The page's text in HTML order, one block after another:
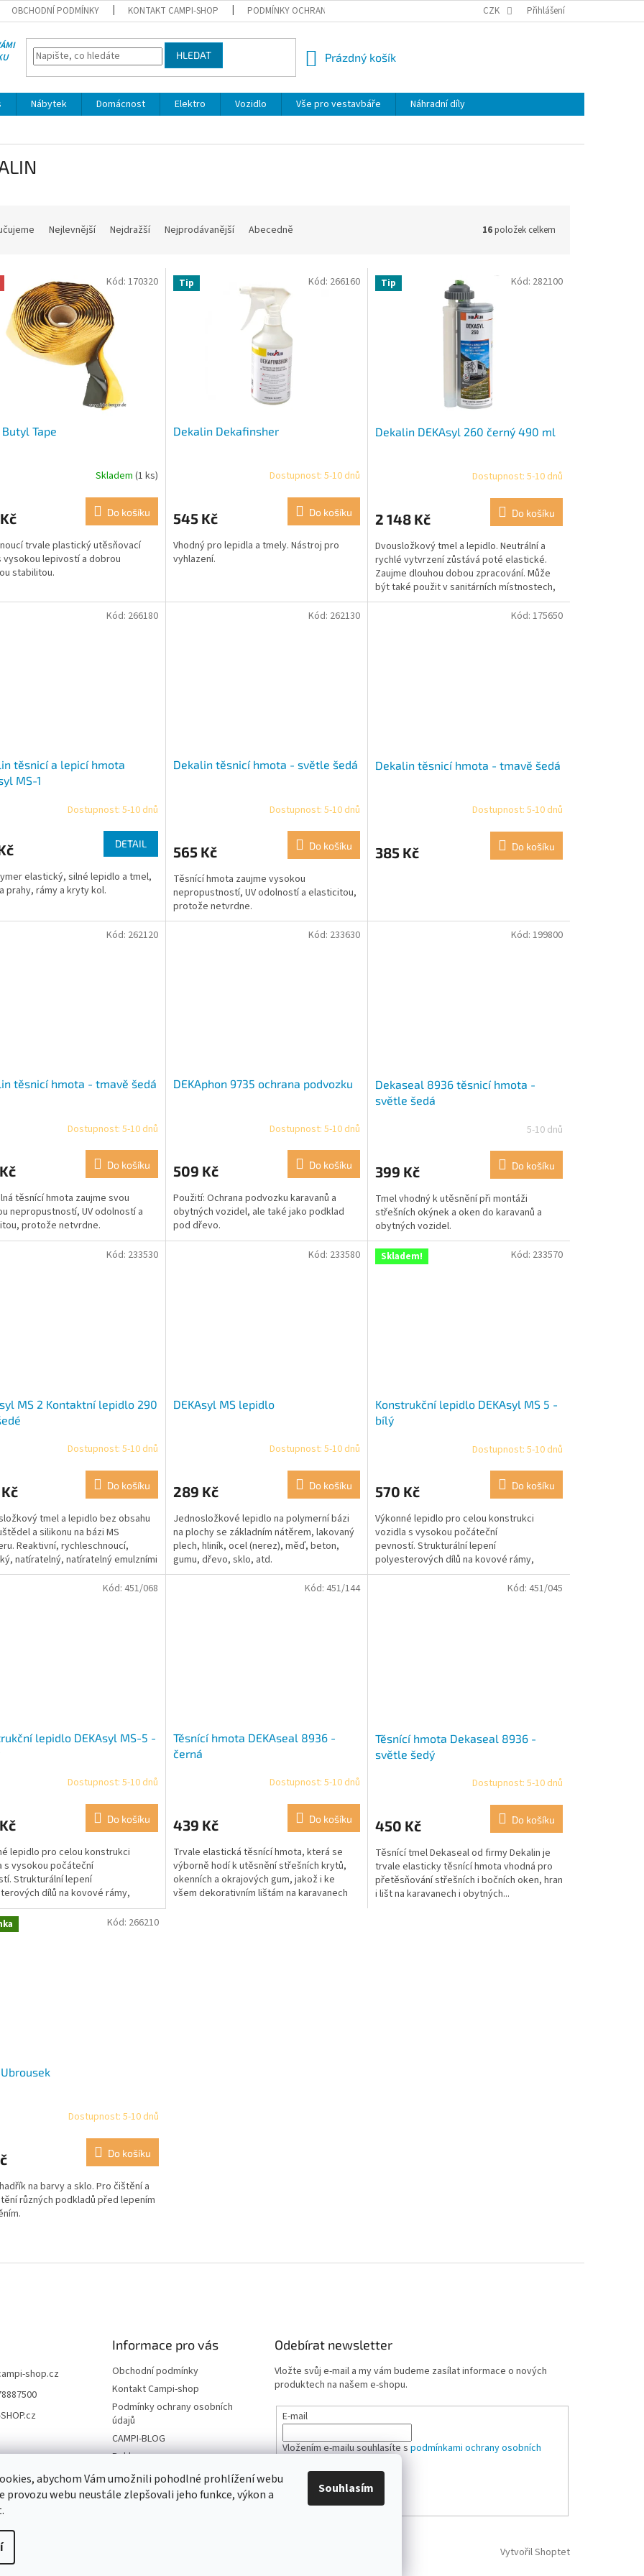
abychom Vám umožnili pohodlné prohlížení webu
provozu webu neustále zlepšovali jeho funkce, výkon a
Souhlasím
OBCHODNÍ PODMÍNKY KONTAKT CAMPI-SHOP PODMÍNKY OCHRANY OSOBNÍCH ÚDAJŮ REKLAMACE
CZK Přihlášení
HLEDAT
NÁKUPNÍ
Prázdný košík
Nábytek Domácnost Elektro Vozidlo Vše pro vestavbáře
Náhradní díly
Nejlevnější Nejdražší Nejprodávanější Abecedně 16položek celkem
Butyl Tape
Skladem (1 ks)
Do košíku
trvale plastický utěsňovací
vysokou lepivostí a dobrou
stabilitou.
Kód: 170320 Tip
Dekalin Dekafinsher
Dostupnost: 5-10 dnů
545 Kč Do košíku
Vhodný pro lepidla a tmely. Nástroj pro
vyhlazení.
Kód: 266160 Tip
Dekalin DEKAsyl 260 černý 490 ml
Dostupnost: 5-10 dnů
2 148 Kč Do košíku
Dvousložkový tmel a lepidlo. Neutrální a
rychlé vytvrzení zůstává poté elastické.
Zaujme dlouhou dobou zpracování. Může
být také použit v sanitárních místnostech,
protože je...
Kód: 282100
těsnicí a lepicí hmota
MS-1
Dostupnost: 5-10 dnů
DETAIL
elastický, silné lepidlo a tmel,
prahy, rámy a kryty kol.
Kód: 266180
Dekalin těsnicí hmota - světle šedá
Dostupnost: 5-10 dnů
565 Kč Do košíku
Těsnící hmota zaujme vysokou
nepropustností, UV odolností a elasticitou,
protože netvrdne.
Kód: 262130
Dekalin těsnicí hmota - tmavě šedá
Dostupnost: 5-10 dnů
385 Kč Do košíku
Kód: 175650
těsnicí hmota - tmavě šedá
Dostupnost: 5-10 dnů
Do košíku
těsnící hmota zaujme svou
nepropustností, UV odolností a
protože netvrdne.
Kód: 262120
DEKAphon 9735 ochrana podvozku
Dostupnost: 5-10 dnů
509 Kč Do košíku
Použití: Ochrana podvozku karavanů a
obytných vozidel, ale také jako podklad
pod dřevo.
Kód: 233630
Dekaseal 8936 těsnicí hmota -
světle šedá
5-10 dnů
399 Kč Do košíku
Tmel vhodný k utěsnění při montáži
střešních okýnek a oken do karavanů a
obytných vozidel.
Kód: 199800
MS 2 Kontaktní lepidlo 290
Dostupnost: 5-10 dnů
Do košíku
tmel a lepidlo bez obsahu
a silikonu na bázi MS
Reaktivní, rychleschnoucí,
natíratelný, natíratelný emulzními
Kód: 233530
DEKAsyl MS lepidlo
Dostupnost: 5-10 dnů
289 Kč Do košíku
Jednosložkové lepidlo na polymerní bázi
na plochy se základním nátěrem, lakovaný
plech, hliník, ocel (nerez), měď, beton,
gumu, dřevo, sklo, atd.
Kód: 233580 Skladem!
Konstrukční lepidlo DEKAsyl MS 5 -
bílý
Dostupnost: 5-10 dnů
570 Kč Do košíku
Výkonné lepidlo pro celou konstrukci
vozidla s vysokou počáteční
pevností. Strukturální lepení
polyesterových dílů na kovové rámy,
hliníkové rohové profily, klimatické...
Kód: 233570
lepidlo DEKAsyl MS-5 -
Dostupnost: 5-10 dnů
Do košíku
lepidlo pro celou konstrukci
s vysokou počáteční
Strukturální lepení
dílů na kovové rámy,
rohové profily, klimatické...
Kód: 451/068
Těsnící hmota DEKAseal 8936 -
černá
Dostupnost: 5-10 dnů
439 Kč Do košíku
Trvale elastická těsnící hmota, která se
výborně hodí k utěsnění střešních krytů,
okenních a okrajových gum, jakož i ke
všem dekorativním lištám na karavanech
Kód: 451/144
Těsnící hmota Dekaseal 8936 -
světle šedý
Dostupnost: 5-10 dnů
450 Kč Do košíku
Těsnící tmel Dekaseal od firmy Dekalin je
trvale elasticky těsnící hmota vhodná pro
přetěsňování střešních i bočních oken, hran
i lišt na karavanech i obytných...
Kód: 451/045
Dostupnost: 5-10 dnů
Do košíku
na barvy a sklo. Pro čištění a
různých podkladů před lepením
Kód: 266210
v
p
s
u
shop.cz
Informace pro vás
Obchodní podmínky
Kontakt Campi-shop
Podmínky ochrany osobních
údajů
CAMPI-BLOG
Reklamace
Vrácení zboží
Odebírat newsletter
Vložte svůj e-mail a my vám budeme zasílat informace o nových
produktech na našem e-shopu.
E-mail
Vložením e-mailu souhlasíte spodmínkami ochrany osobních
PŘIHLÁSIT SE
Vytvořil Shoptet